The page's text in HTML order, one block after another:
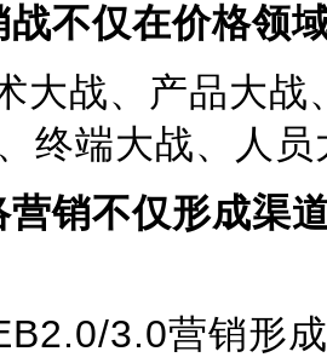
战不仅在价格领
战、产品大战
终端大战、人
营销不仅形成渠
3.0营销形成